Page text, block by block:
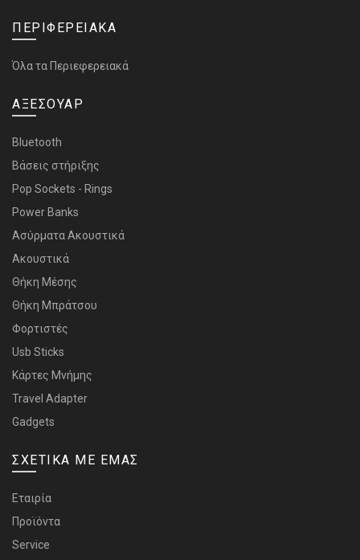
ΠΕΡΙΦΕΡΕΙΑΚΑ
Όλα τα Περιεφερειακά
ΑΞΕΣΟΥΑΡ
Bluetooth
Bάσεις στήριξης
Pop Sockets - Rings
Power Banks
Ασύρματα Ακουστικά
Ακουστικά
Θήκη Μέσης
Θήκη Μπράτσου
Φορτιστές
Usb Sticks
Κάρτες Μνήμης
Travel Adapter
Gadgets
ΣΧΕΤΙΚΑ ΜΕ ΕΜΑΣ
Εταιρία
Προϊόντα
Service